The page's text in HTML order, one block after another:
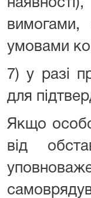
вимогами,
умовами
7) у разі
для
Якщо
від